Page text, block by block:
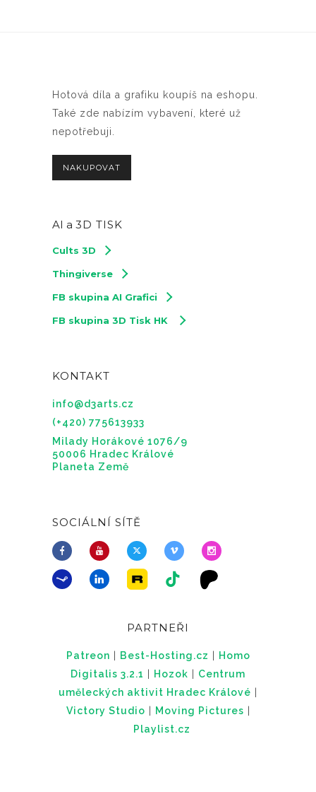
Hotová díla a grafiku koupíš na eshopu.
Také zde nabízím vybavení, které už
nepotřebuji.
NAKUPOVAT
AI a 3D TISK
Cults 3D
Thingiverse
FB skupina AI Grafici
FB skupina 3D Tisk HK
KONTAKT
info@d3arts.cz
(+420) 775613933
Milady Horákové 1076/9
50006 Hradec Králové
Planeta Země
SOCIÁLNÍ SÍTĚ
PARTNEŘI
Patreon | Best-Hosting.cz | Homo
Digitalis 3.2.1 | Hozok | Centrum
uměleckých aktivit Hradec Králové |
Victory Studio | Moving Pictures |
Playlist.cz